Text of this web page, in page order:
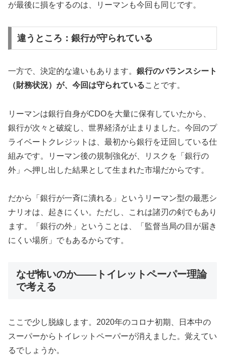
が最後に損をするのは、リーマンも今回も同じです。
違うところ：銀行が守られている
一方で、決定的な違いもあります。 銀行のバランスシート
（財務状況）が、今回は守られていることです。
リーマンは銀行自身がCDOを大量に保有していたから、
銀行が次々と破綻し、世界経済が止まりました。今回のプ
ライベートクレジットは、最初から銀行を迂回している仕
組みです。リーマン後の規制強化が、リスクを「銀行の
外」へ押し出した結果として生まれた市場だからです。
だから「銀行が一斉に潰れる」というリーマン型の最悪シ
ナリオは、起きにくい。ただし、これは諸刃の剣でもあり
ます。「銀行の外」ということは、「監督当局の目が届き
にくい場所」でもあるからです。
なぜ怖いのか――トイレットペーパー理論
で考える
ここで少し脱線します。2020年のコロナ初期、日本中の
スーパーからトイレットペーパーが消えました。覚えてい
るでしょうか。